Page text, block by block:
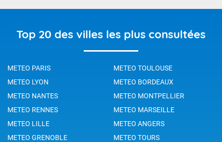
Top 20 des villes les plus consultées
METEO PARIS
METEO TOULOUSE
METEO LYON
METEO BORDEAUX
METEO NANTES
METEO MONTPELLIER
METEO RENNES
METEO MARSEILLE
METEO LILLE
METEO ANGERS
METEO GRENOBLE
METEO TOURS